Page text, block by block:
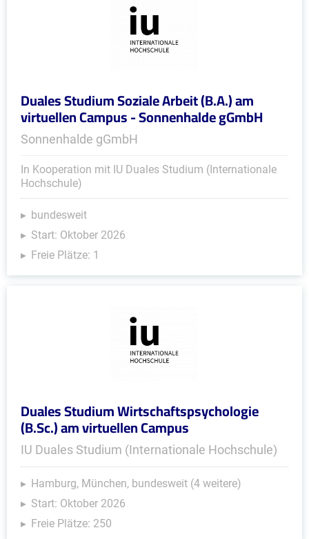
Duales Studium Soziale Arbeit (B.A.) am
virtuellen Campus - Sonnenhalde gGmbH
Sonnenhalde gGmbH
In Kooperation mit IU Duales Studium (Internationale
Hochschule)
bundesweit
Start: Oktober 2026
Freie Plätze: 1
Duales Studium Wirtschaftspsychologie
(B.Sc.) am virtuellen Campus
IU Duales Studium (Internationale Hochschule)
Hamburg, München, bundesweit (4 weitere)
Start: Oktober 2026
Freie Plätze: 250